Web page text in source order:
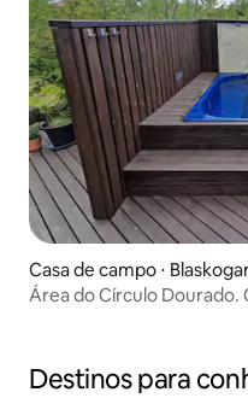
Casa de campo ⋅
Área do Círculo Dourado.
Destinos para